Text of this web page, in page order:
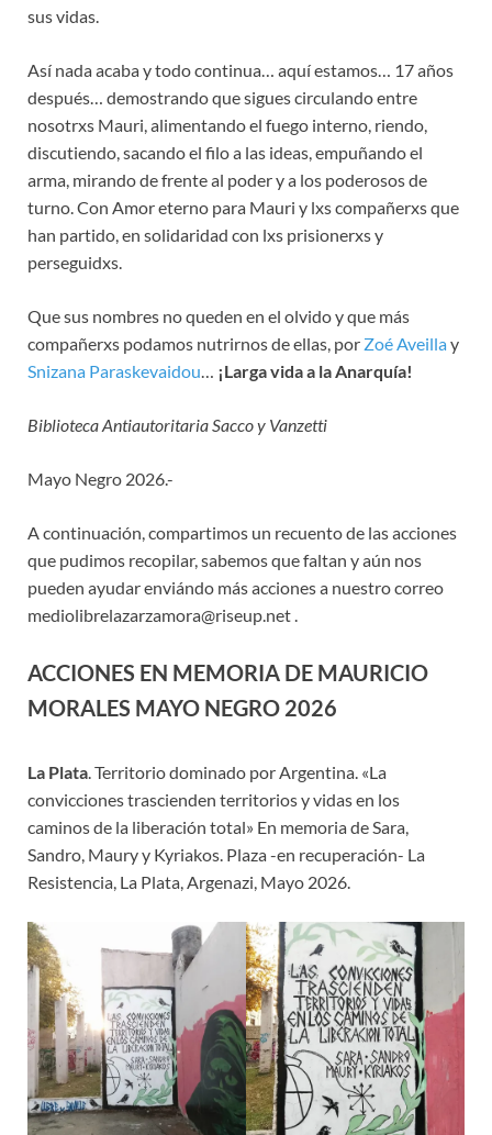
sus vidas.
Así nada acaba y todo continua… aquí estamos… 17 años
después… demostrando que sigues circulando entre
nosotrxs Mauri, alimentando el fuego interno, riendo,
discutiendo, sacando el filo a las ideas, empuñando el
arma, mirando de frente al poder y a los poderosos de
turno. Con Amor eterno para Mauri y lxs compañerxs que
han partido, en solidaridad con lxs prisionerxs y
perseguidxs.
Que sus nombres no queden en el olvido y que más
compañerxs podamos nutrirnos de ellas, por Zoé Aveillay
Snizana Paraskevaidou… ¡Larga vida a la Anarquía!
Biblioteca Antiautoritaria Sacco y Vanzetti
Mayo Negro 2026.-
A continuación, compartimos un recuento de las acciones
que pudimos recopilar, sabemos que faltan y aún nos
pueden ayudar enviándo más acciones a nuestro correo
mediolibrelazarzamora@riseup.net .
ACCIONES EN MEMORIA DE MAURICIO
MORALES MAYO NEGRO 2026
La Plata. Territorio dominado por Argentina. «La
convicciones trascienden territorios y vidas en los
caminos de la liberación total» En memoria de Sara,
Sandro, Maury y Kyriakos. Plaza -en recuperación- La
Resistencia, La Plata, Argenazi, Mayo 2026.